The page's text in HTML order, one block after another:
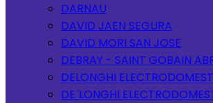
DARNAU
DAVID JAEN SEGURA
DAVID MORI SAN JOSE
DEBRAY - SAINT GOBAIN
DELONGHI
DE´LONGHI